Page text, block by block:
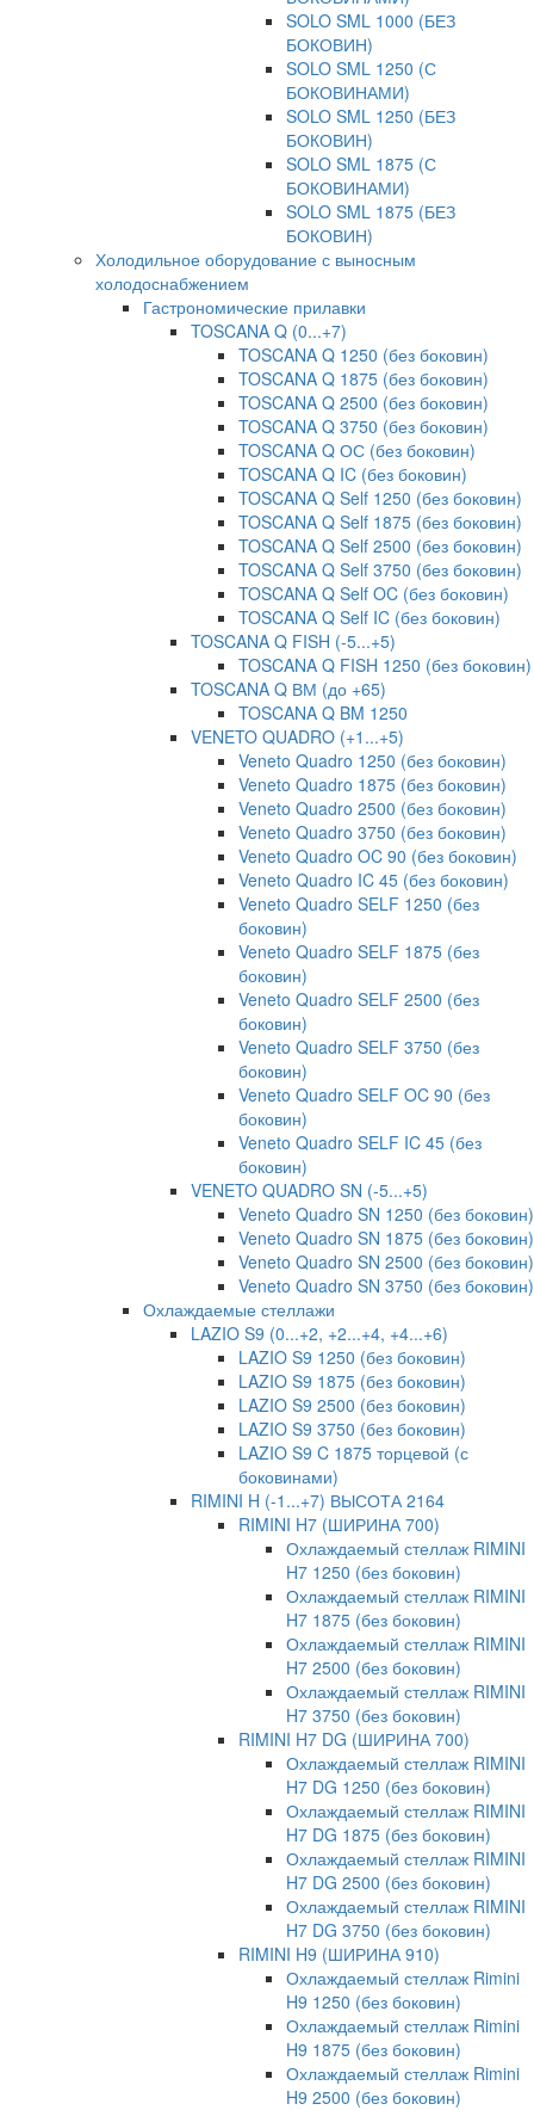
SOLO SML 1000 (БЕЗ
БОКОВИН)
SOLO SML 1250 (С
БОКОВИНАМИ)
SOLO SML 1250 (БЕЗ
БОКОВИН)
SOLO SML 1875 (С
БОКОВИНАМИ)
SOLO SML 1875 (БЕЗ
БОКОВИН)
Холодильное оборудование с выносным
холодоснабжением
Гастрономические прилавки
TOSCANA Q (0...+7)
TOSCANA Q 1250 (без боковин)
TOSCANA Q 1875 (без боковин)
TOSCANA Q 2500 (без боковин)
TOSCANA Q 3750 (без боковин)
TOSCANA Q ОС (без боковин)
TOSCANA Q IC (без боковин)
TOSCANA Q Self 1250 (без боковин)
TOSCANA Q Self 1875 (без боковин)
TOSCANA Q Self 2500 (без боковин)
TOSCANA Q Self 3750 (без боковин)
TOSCANA Q Self OC (без боковин)
TOSCANA Q Self IC (без боковин)
TOSCANA Q FISH (-5...+5)
TOSCANA Q FISH 1250 (без боковин)
TOSCANA Q ВМ (до +65)
TOSCANA Q BM 1250
VENETO QUADRO (+1...+5)
Veneto Quadro 1250 (без боковин)
Veneto Quadro 1875 (без боковин)
Veneto Quadro 2500 (без боковин)
Veneto Quadro 3750 (без боковин)
Veneto Quadro OC 90 (без боковин)
Veneto Quadro IC 45 (без боковин)
Veneto Quadro SELF 1250 (без
боковин)
Veneto Quadro SELF 1875 (без
боковин)
Veneto Quadro SELF 2500 (без
боковин)
Veneto Quadro SELF 3750 (без
боковин)
Veneto Quadro SELF OC 90 (без
боковин)
Veneto Quadro SELF IC 45 (без
боковин)
VENETO QUADRO SN (-5...+5)
Veneto Quadro SN 1250 (без боковин)
Veneto Quadro SN 1875 (без боковин)
Veneto Quadro SN 2500 (без боковин)
Veneto Quadro SN 3750 (без боковин)
Охлаждаемые стеллажи
LAZIO S9 (0...+2, +2...+4, +4...+6)
LAZIO S9 1250 (без боковин)
LAZIO S9 1875 (без боковин)
LAZIO S9 2500 (без боковин)
LAZIO S9 3750 (без боковин)
LAZIO S9 C 1875 торцевой (с
боковинами)
RIMINI H (-1...+7) ВЫСОТА 2164
RIMINI H7 (ШИРИНА 700)
Охлаждаемый стеллаж RIMINI
H7 1250 (без боковин)
Охлаждаемый стеллаж RIMINI
H7 1875 (без боковин)
Охлаждаемый стеллаж RIMINI
H7 2500 (без боковин)
Охлаждаемый стеллаж RIMINI
H7 3750 (без боковин)
RIMINI H7 DG (ШИРИНА 700)
Охлаждаемый стеллаж RIMINI
H7 DG 1250 (без боковин)
Охлаждаемый стеллаж RIMINI
H7 DG 1875 (без боковин)
Охлаждаемый стеллаж RIMINI
H7 DG 2500 (без боковин)
Охлаждаемый стеллаж RIMINI
H7 DG 3750 (без боковин)
RIMINI H9 (ШИРИНА 910)
Охлаждаемый стеллаж Rimini
H9 1250 (без боковин)
Охлаждаемый стеллаж Rimini
H9 1875 (без боковин)
Охлаждаемый стеллаж Rimini
H9 2500 (без боковин)